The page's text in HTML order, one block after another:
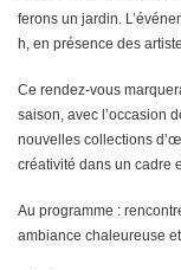
ferons un jardin.
h, en présence des
Ce rendez-vous
saison, avec l’occasion
nouvelles collections
créativité dans un cadre
Au programme :
ambiance chaleureuse